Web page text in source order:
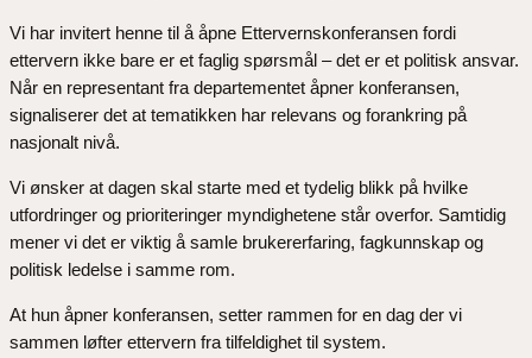
Vi har invitert henne til å åpne Ettervernskonferansen fordi
ettervern ikke bare er et faglig spørsmål – det er et politisk ansvar.
Når en representant fra departementet åpner konferansen,
signaliserer det at tematikken har relevans og forankring på
nasjonalt nivå.
Vi ønsker at dagen skal starte med et tydelig blikk på hvilke
utfordringer og prioriteringer myndighetene står overfor. Samtidig
mener vi det er viktig å samle brukererfaring, fagkunnskap og
politisk ledelse i samme rom.
At hun åpner konferansen, setter rammen for en dag der vi
sammen løfter ettervern fra tilfeldighet til system.